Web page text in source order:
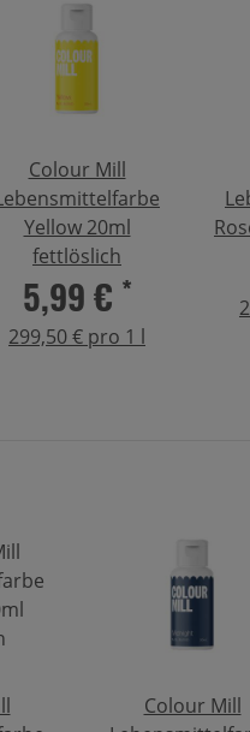
Colour Mill
Yellow 20ml
fettlöslich
5,99 € *
299,50 € pro 1 l
Colour Mill